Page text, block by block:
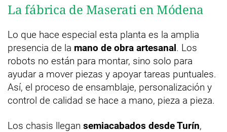
La fábrica de Maserati en Módena
Lo que hace especial esta planta es la amplia
presencia de la mano de obra artesanal. Los
robots no están para montar, sino solo para
ayudar a mover piezas y apoyar tareas puntuales.
Así, el proceso de ensamblaje, personalización y
control de calidad se hace a mano, pieza a pieza.
Los chasis llegan semiacabados desde Turín,